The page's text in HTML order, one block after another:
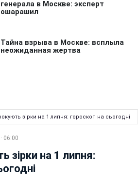
зірки на 1 липня: гороскоп на сьогодні
06:00
зірки на 1 липня: